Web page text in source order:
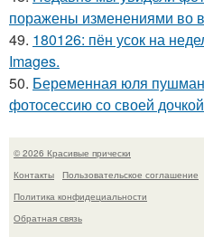
поражены изменениями во
49. 180126: пён усок на
Images.
50. Беременная юля
фотосессию со своей
© 2026 Красивые прически
Контакты
Пользовательское соглашение
Политика конфидециальности
Обратная связь